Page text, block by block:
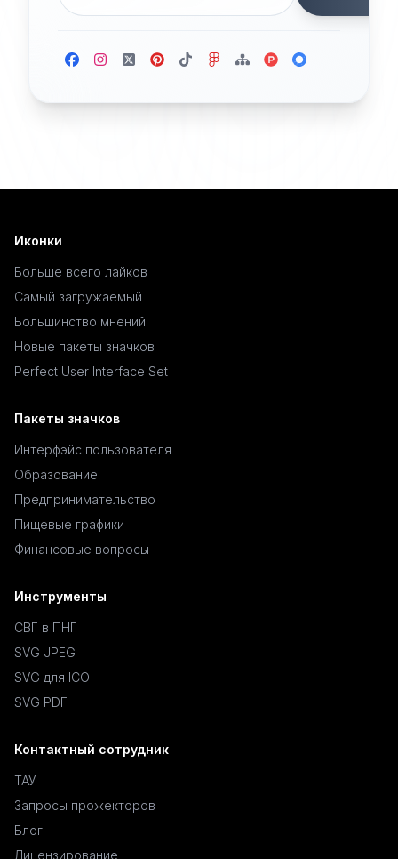
Иконки
Больше всего лайков
Самый загружаемый
Большинство мнений
Новые пакеты значков
Perfect User Interface Set
Пакеты значков
Интерфэйс пользователя
Образование
Предпринимательство
Пищевые графики
Финансовые вопросы
Инструменты
СВГ в ПНГ
SVG JPEG
SVG для ICO
SVG PDF
Контактный сотрудник
ТАУ
Запросы прожекторов
Блог
Лицензирование